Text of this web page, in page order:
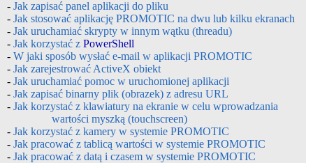
- Jak zapisać panel aplikacji do pliku
- Jak stosować aplikację PROMOTIC na dwu lub kilku ekranach
- Jak uruchamiać skrypty w innym wątku (threadu)
- Jak korzystać z PowerShell
- W jaki sposób wysłać e-mail w aplikacji PROMOTIC
- Jak zarejestrować ActiveX obiekt
- Jak uruchamiać pomoc w uruchomionej aplikacji
- Jak zapisać binarny plik (obrazek) z adresu URL
- Jak korzystać z klawiatury na ekranie w celu wprowadzania
wartości myszką (touchscreen)
- Jak korzystać z kamery w systemie PROMOTIC
- Jak pracować z tablicą wartości w systemie PROMOTIC
- Jak pracować z datą i czasem w systemie PROMOTIC